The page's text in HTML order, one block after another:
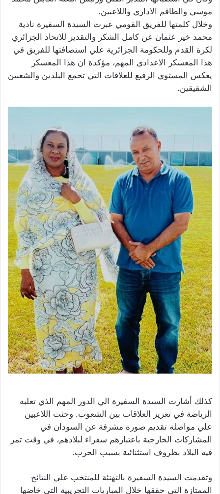
موسي والطاقم الاداري واللاعبين.
وخلال كلمتها للفريق القومي عبرت السيدة السفيرة نادية
محمد خير عثمان عن كامل الشكر والتقدير للاتحاد الجزائري
لكرة القدم وللحكومة الجزائرية علي استضافتها للفريق في
هذا المعسكر الاعدادي المهم، مؤكدة ان هذا المعسكر
يعكس المستوي الرفيع للعلاقات التي تحمع البلدين والشعبين
الشقيقين.
كذلك أشارت السيدة السفيرة الي الدور المهم الذي تعلبه
الرياضة في تعزيز العلاقات بين الشعوب. وحثت اللاعبين
علي مواصلة تقديم صورة مشرفة عن السودان في
المشاركات الخارجية باعتبارهم سفراء لبلادهم، في وقت تمر
فيه البلاد بظروف استثنائية بسبب الحرب.
وتقدمت السيدة السفيرة بالتهنئة للمنتخب علي النتائج
الممتازة التي حققها خلال المباريات التجريبية التي خاضها